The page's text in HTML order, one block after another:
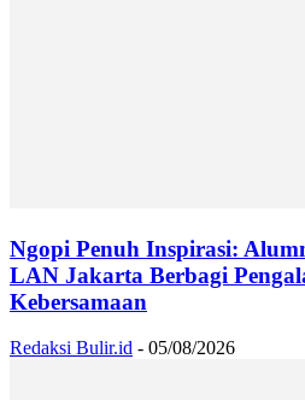
Ngopi Penuh Inspirasi:
LAN Jakarta Berbagi
Kebersamaan
Redaksi Bulir.id - 05/08/2026